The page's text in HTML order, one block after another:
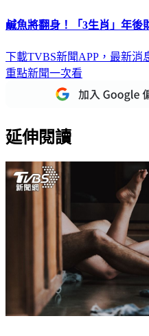
鹹魚將翻身！「3生肖」年
下載TVBS新聞APP，最新消
重點新聞一次看
延伸閱讀